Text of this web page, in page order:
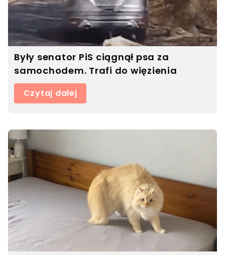
Były senator PiS ciągnął psa za
samochodem. Trafi do więzienia
Czytaj dalej